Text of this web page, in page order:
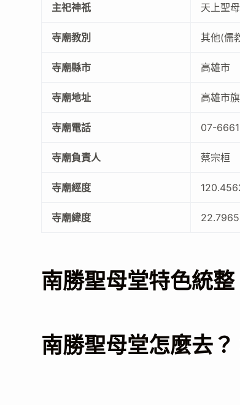
主祀神祇 天上聖母
寺廟教別 其他(儒
寺廟縣市 高雄市
寺廟地址 高雄市
寺廟電話 07-
寺廟負責人 蔡宗桓
寺廟經度
寺廟緯度
南勝聖母堂特色統整
南勝聖母堂怎麼去